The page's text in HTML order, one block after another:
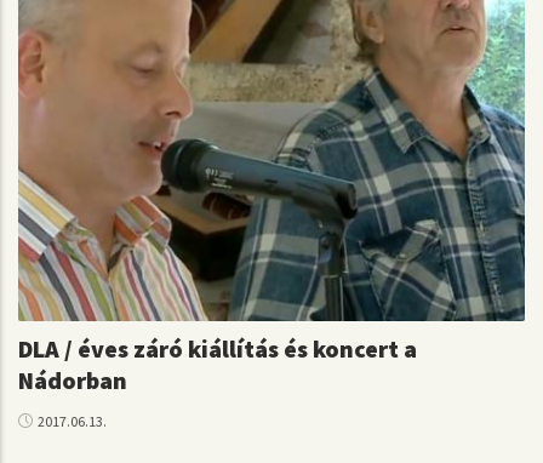
DLA / éves záró kiállítás és koncert a
Nádorban
2017.06.13.